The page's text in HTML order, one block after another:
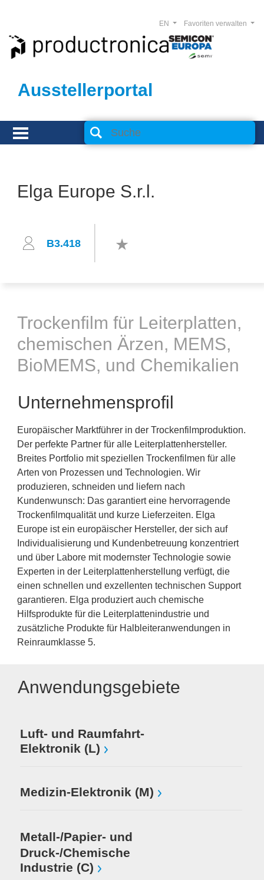
Ausstellerportal
Favoriten verwalten
EN
Elga Europe S.r.l.
B3.418
Trockenfilm für Leiterplatten,
chemischen Ärzen, MEMS,
BioMEMS, und Chemikalien
Unternehmensprofil
Europäischer Marktführer in der Trockenfilmproduktion.
Der perfekte Partner für alle Leiterplattenhersteller.
Breites Portfolio mit speziellen Trockenfilmen für alle
Arten von Prozessen und Technologien. Wir
produzieren, schneiden und liefern nach
Kundenwunsch: Das garantiert eine hervorragende
Trockenfilmqualität und kurze Lieferzeiten. Elga
Europe ist ein europäischer Hersteller, der sich auf
Individualisierung und Kundenbetreuung konzentriert
und über Labore mit modernster Technologie sowie
Experten in der Leiterplattenherstellung verfügt, die
einen schnellen und exzellenten technischen Support
garantieren. Elga produziert auch chemische
Hilfsprodukte für die Leiterplattenindustrie und
zusätzliche Produkte für Halbleiteranwendungen in
Reinraumklasse 5.
Anwendungsgebiete
Luft- und Raumfahrt-
Elektronik (L)
Medizin-Elektronik (M)
Metall-/Papier- und
Druck-/Chemische
Industrie (C)